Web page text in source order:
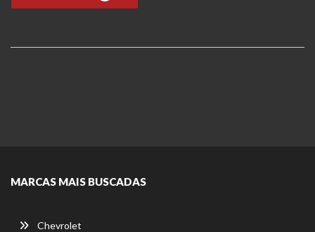
MARCAS MAIS BUSCADAS
Chevrolet